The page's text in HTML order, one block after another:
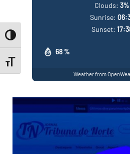
Toggle High Contrast
Toggle Font size
68 %
Clouds: 3%
Sunrise:
Sunset:
Weather from